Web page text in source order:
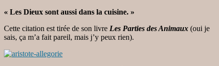
« Les Dieux sont aussi dans la cuisine. »
Cette citation est tirée de son livre Les Parties des Animaux (oui je
sais, ça m’a fait pareil, mais j’y peux rien).